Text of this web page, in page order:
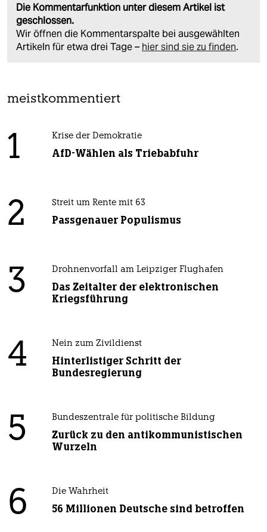
Die Kommentarfunktion unter diesem Artikel ist
geschlossen.
Wir öffnen die Kommentarspalte bei ausgewählten
Artikeln für etwa drei Tage – hier sind sie zu finden.
meistkommentiert
1 Krise der Demokratie
AfD-Wählen als Triebabfuhr
2 Streit um Rente mit 63
Passgenauer Populismus
3 Drohnenvorfall am Leipziger Flughafen
Das Zeitalter der elektronischen
Kriegsführung
4 Nein zum Zivildienst
Hinterlistiger Schritt der
Bundesregierung
5 Bundeszentrale für politische Bildung
Zurück zu den antikommunistischen
Wurzeln
6 Die Wahrheit
56 Millionen Deutsche sind betroffen